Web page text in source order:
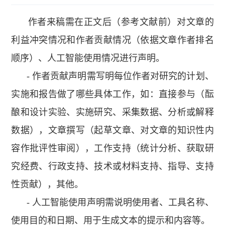
作者来稿需在正文后（参考文献前）对文章的
利益冲突情况和作者贡献情况（依据文章作者排名
顺序）、 人工智能使用情况进行声明。
- 作者贡献声明需写明每位作者对研究的计划、
实施和报告做了哪些具体工作，如：直接参与（酝
酿和设计实验、实施研究、采集数据、分析或解释
数据） ，文章撰写 （起草文章、对文章的知识性内
容作批评性审阅 ） ，工作支持（统计分析、获取研
究经费、行政支持、技术或材料支持、指导、支持
性贡献）， 其他。
- 人工智能使用声明需说明使用者、工具名称、
使用目的和日期、用于生成文本的提示和内容等。